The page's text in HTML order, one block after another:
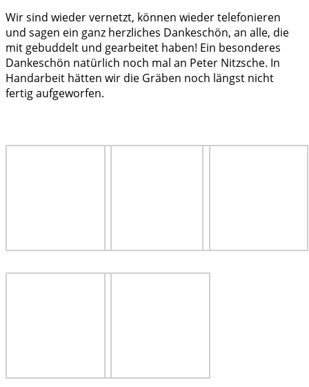
Wir sind wieder vernetzt, können wieder telefonieren
und sagen ein ganz herzliches Dankeschön, an alle, die
mit gebuddelt und gearbeitet haben! Ein besonderes
Dankeschön natürlich noch mal an Peter Nitzsche. In
Handarbeit hätten wir die Gräben noch längst nicht
fertig aufgeworfen.